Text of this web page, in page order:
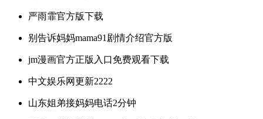
严雨霏官方版下载
别告诉妈妈mama91剧情介绍官方版
jm漫画官方正版入口免费观看下载
中文娱乐网更新2222
山东姐弟接妈妈电话2分钟